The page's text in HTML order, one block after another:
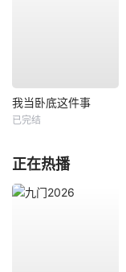
我当卧底这件事
已完结
正在热播